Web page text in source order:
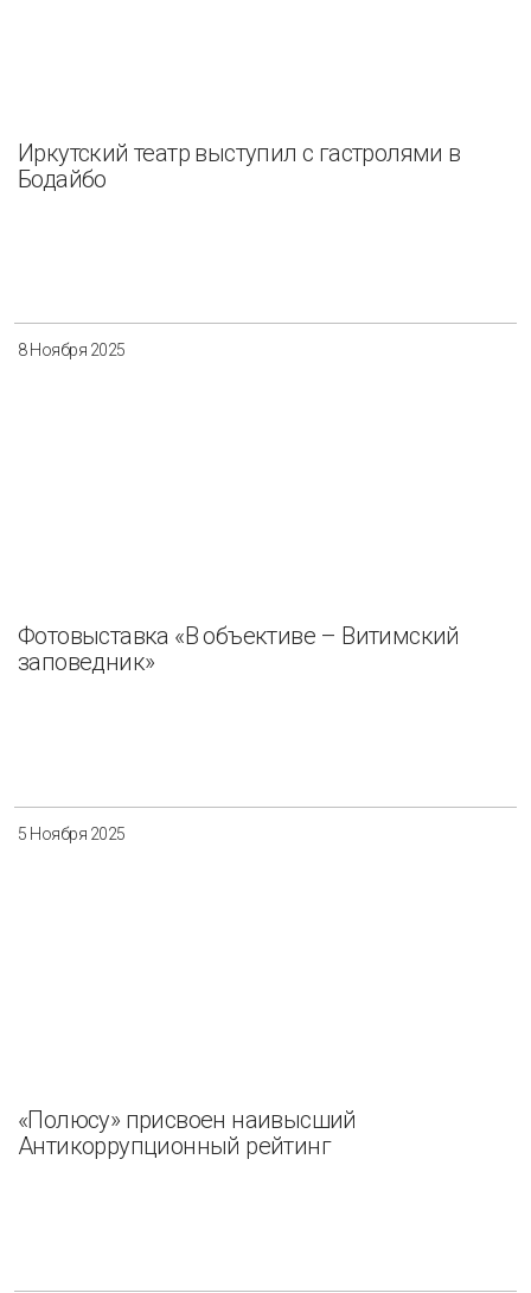
Иркутский театр выступил с гастролями в
Бодайбо
8 Ноября 2025
Фотовыставка «В объективе – Витимский
заповедник»
5 Ноября 2025
«Полюсу» присвоен наивысший
Антикоррупционный рейтинг